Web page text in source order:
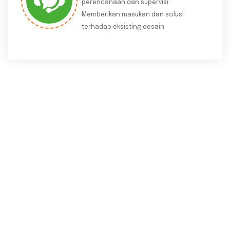
perencanaan dan supervisi.
Memberikan masukan dan solusi
terhadap eksisting desain